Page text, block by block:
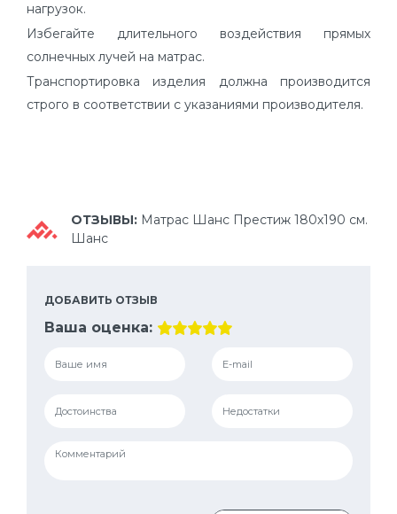
нагрузок.
Избегайте длительного воздействия прямых
солнечных лучей на матрас.
Транспортировка изделия должна производится
строго в соответствии с указаниями производителя.
ОТЗЫВЫ: Матрас Шанс Престиж 180х190 см.
Шанс
ДОБАВИТЬ ОТЗЫВ
Ваша оценка: